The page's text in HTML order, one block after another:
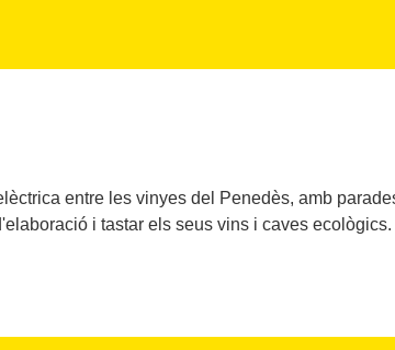
entre les vinyes del Penedès, amb
i tastar els seus vins i caves ecològics.